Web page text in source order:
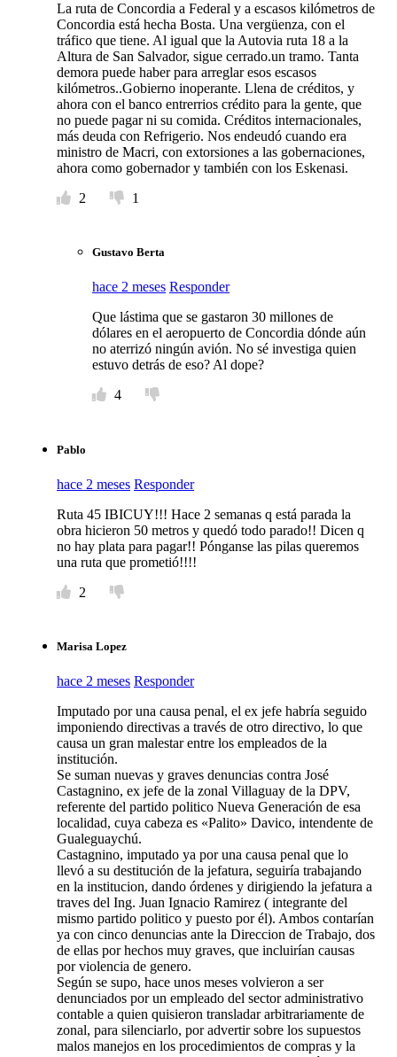
La ruta de Concordia a Federal y a escasos kilómetros de
Concordia está hecha Bosta. Una vergüenza, con el
tráfico que tiene. Al igual que la Autovia ruta 18 a la
Altura de San Salvador, sigue cerrado.un tramo. Tanta
demora puede haber para arreglar esos escasos
kilómetros..Gobierno inoperante. Llena de créditos, y
ahora con el banco entrerrios crédito para la gente, que
no puede pagar ni su comida. Créditos internacionales,
más deuda con Refrigerio. Nos endeudó cuando era
ministro de Macri, con extorsiones a las gobernaciones,
ahora como gobernador y también con los Eskenasi.
2
1
Gustavo Berta
hace 2 meses Responder
Que lástima que se gastaron 30 millones de
dólares en el aeropuerto de Concordia dónde aún
no aterrizó ningún avión. No sé investiga quien
estuvo detrás de eso? Al dope?
4
Pablo
hace 2 meses Responder
Ruta 45 IBICUY!!! Hace 2 semanas q está parada la
obra hicieron 50 metros y quedó todo parado!! Dicen q
no hay plata para pagar!! Pónganse las pilas queremos
una ruta que prometió!!!!
2
Marisa Lopez
hace 2 meses Responder
Imputado por una causa penal, el ex jefe habría seguido
imponiendo directivas a través de otro directivo, lo que
causa un gran malestar entre los empleados de la
institución.
Se suman nuevas y graves denuncias contra José
Castagnino, ex jefe de la zonal Villaguay de la DPV,
referente del partido politico Nueva Generación de esa
localidad, cuya cabeza es «Palito» Davico, intendente de
Gualeguaychú.
Castagnino, imputado ya por una causa penal que lo
llevó a su destitución de la jefatura, seguiría trabajando
en la institucion, dando órdenes y dirigiendo la jefatura a
traves del Ing. Juan Ignacio Ramirez ( integrante del
mismo partido politico y puesto por él). Ambos contarían
ya con cinco denuncias ante la Direccion de Trabajo, dos
de ellas por hechos muy graves, que incluirían causas
por violencia de genero.
Según se supo, hace unos meses volvieron a ser
denunciados por un empleado del sector administrativo
contable a quien quisieron transladar arbitrariamente de
zonal, para silenciarlo, por advertir sobre los supuestos
malos manejos en los procedimientos de compras y la